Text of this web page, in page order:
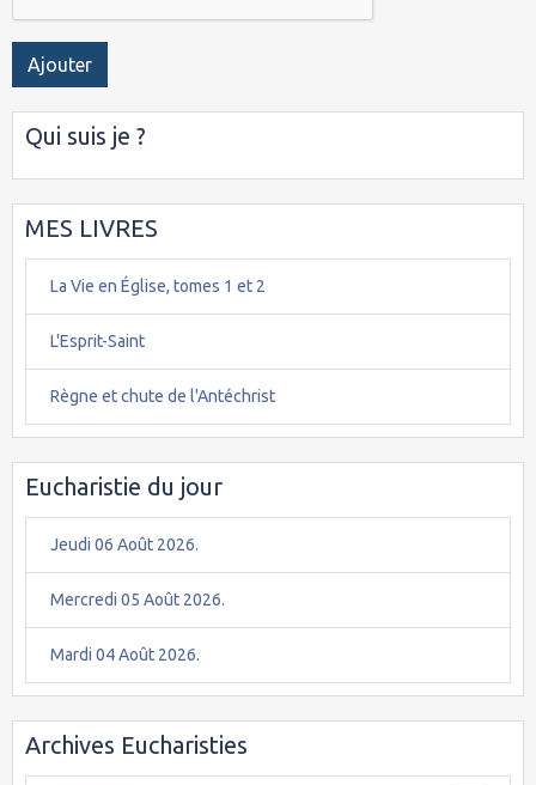
Ajouter
Qui suis je ?
MES LIVRES
La Vie en Église, tomes 1 et 2
L'Esprit-Saint
Règne et chute de l'Antéchrist
Eucharistie du jour
Jeudi 06 Août 2026.
Mercredi 05 Août 2026.
Mardi 04 Août 2026.
Archives Eucharisties